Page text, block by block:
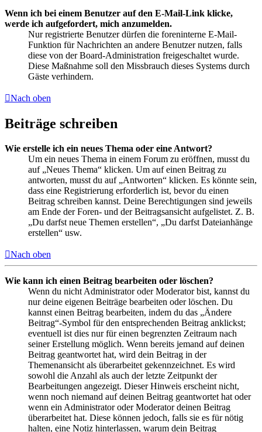
Wenn ich bei einem Benutzer auf den E-Mail-Link klicke,
werde ich aufgefordert, mich anzumelden.
Nur registrierte Benutzer dürfen die foreninterne E-Mail-
Funktion für Nachrichten an andere Benutzer nutzen, falls
diese von der Board-Administration freigeschaltet wurde.
Diese Maßnahme soll den Missbrauch dieses Systems durch
Gäste verhindern.
Nach oben
Beiträge schreiben
Wie erstelle ich ein neues Thema oder eine Antwort?
Um ein neues Thema in einem Forum zu eröffnen, musst du
auf „Neues Thema“ klicken. Um auf einen Beitrag zu
antworten, musst du auf „Antworten“ klicken. Es könnte sein,
dass eine Registrierung erforderlich ist, bevor du einen
Beitrag schreiben kannst. Deine Berechtigungen sind jeweils
am Ende der Foren- und der Beitragsansicht aufgelistet. Z. B.
„Du darfst neue Themen erstellen“, „Du darfst Dateianhänge
erstellen“ usw.
Nach oben
Wie kann ich einen Beitrag bearbeiten oder löschen?
Wenn du nicht Administrator oder Moderator bist, kannst du
nur deine eigenen Beiträge bearbeiten oder löschen. Du
kannst einen Beitrag bearbeiten, indem du das „Ändere
Beitrag“-Symbol für den entsprechenden Beitrag anklickst;
eventuell ist dies nur für einen begrenzten Zeitraum nach
seiner Erstellung möglich. Wenn bereits jemand auf deinen
Beitrag geantwortet hat, wird dein Beitrag in der
Themenansicht als überarbeitet gekennzeichnet. Es wird
sowohl die Anzahl als auch der letzte Zeitpunkt der
Bearbeitungen angezeigt. Dieser Hinweis erscheint nicht,
wenn noch niemand auf deinen Beitrag geantwortet hat oder
wenn ein Administrator oder Moderator deinen Beitrag
überarbeitet hat. Diese können jedoch, falls sie es für nötig
halten, eine Notiz hinterlassen, warum dein Beitrag